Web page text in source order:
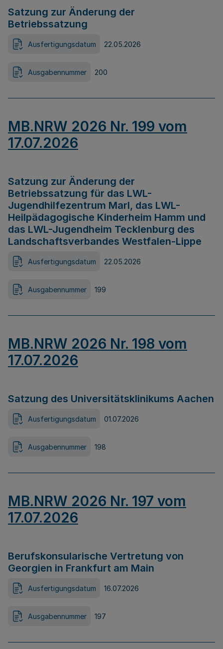
Satzung zur Änderung der
Betriebssatzung
Ausfertigungsdatum 22.05.2026
Ausgabennummer 200
MB.NRW 2026 Nr. 199 vom
17.07.2026
Satzung zur Änderung der
Betriebssatzung für das LWL-
Jugendhilfezentrum Marl, das LWL-
Heilpädagogische Kinderheim Hamm und
das LWL-Jugendheim Tecklenburg des
Landschaftsverbandes Westfalen-Lippe
Ausfertigungsdatum 22.05.2026
Ausgabennummer 199
MB.NRW 2026 Nr. 198 vom
17.07.2026
Satzung des Universitätsklinikums Aachen
Ausfertigungsdatum 01.07.2026
Ausgabennummer 198
MB.NRW 2026 Nr. 197 vom
17.07.2026
Berufskonsularische Vertretung von
Georgien in Frankfurt am Main
Ausfertigungsdatum 16.07.2026
Ausgabennummer 197